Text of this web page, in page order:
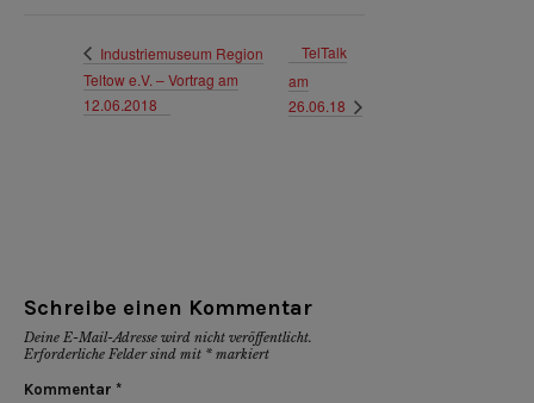
Industriemuseum Region
Teltow e.V. – Vortrag am
12.06.2018
TelTalk
am
26.06.18
Schreibe einen Kommentar
Deine E-Mail-Adresse wird nicht veröffentlicht.
Erforderliche Felder sind mit * markiert
Kommentar *